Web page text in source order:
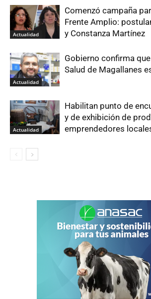
Actualidad
Comenzó campaña
Frente Amplio:
y Constanza Martínez
Actualidad
Gobierno confirma
Salud de Magallanes
Actualidad
Habilitan punto de
y de exhibición de
emprendedores